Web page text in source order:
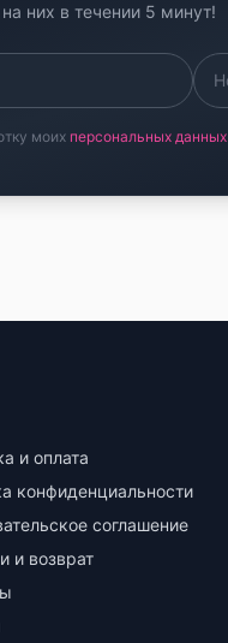
них в течении 5 минут!
моих персональных данных
и оплата
конфиденциальности
соглашение
и возврат